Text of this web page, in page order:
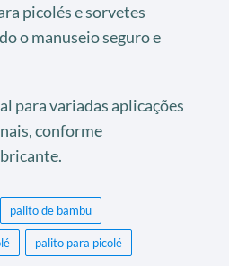
picolés e sorvetes
o manuseio seguro e
para variadas aplicações
conforme
palito de bambu
palito para picolé